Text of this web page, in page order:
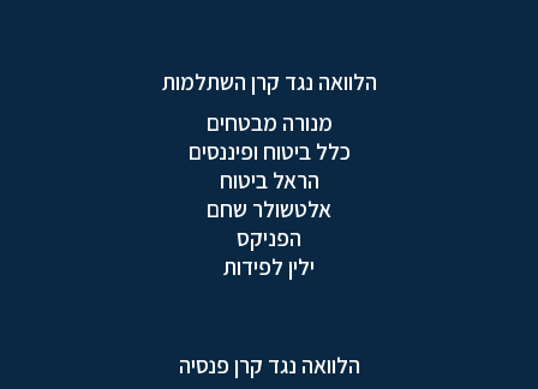
הלוואה נגד קרן השתלמות
מנורה מבטחים
כלל ביטוח ופיננסים
הראל ביטוח
אלטשולר שחם
הפניקס
ילין לפידות
הלוואה נגד קרן פנסיה